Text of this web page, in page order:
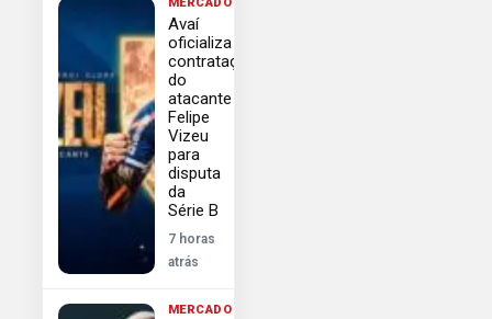
Avaí
oficializa
contratação
do
atacante
Felipe
Vizeu
para
disputa
da
Série B
7 horas
atrás
MERCADO